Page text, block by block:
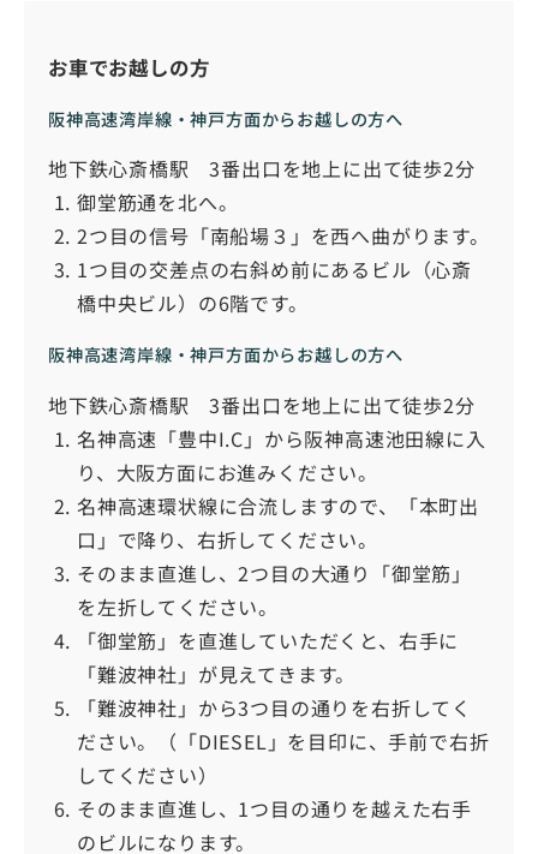
お車でお越しの方
阪神高速湾岸線・神戸方面からお越しの方へ
地下鉄心斎橋駅 3番出口を地上に出て徒歩2分
御堂筋通を北へ。
2つ目の信号「南船場３」を西へ曲がります。
1つ目の交差点の右斜め前にあるビル（心斎
橋中央ビル）の6階です。
阪神高速湾岸線・神戸方面からお越しの方へ
地下鉄心斎橋駅 3番出口を地上に出て徒歩2分
名神高速「豊中I.C」から阪神高速池田線に入
り、大阪方面にお進みください。
名神高速環状線に合流しますので、「本町出
口」で降り、右折してください。
そのまま直進し、2つ目の大通り「御堂筋」
を左折してください。
「御堂筋」を直進していただくと、右手に
「難波神社」が見えてきます。
「難波神社」から3つ目の通りを右折してく
ださい。（「DIESEL」を目印に、手前で右折
してください）
そのまま直進し、1つ目の通りを越えた右手
のビルになります。